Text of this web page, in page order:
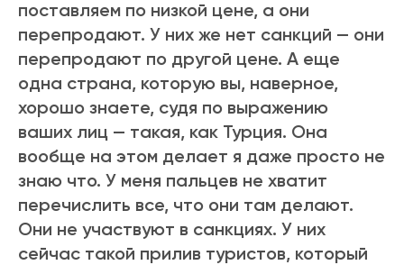
поставляем по низкой цене, а они
перепродают. У них же нет санкций — они
перепродают по другой цене. А еще
одна страна, которую вы, наверное,
хорошо знаете, судя по выражению
ваших лиц — такая, как Турция. Она
вообще на этом делает я даже просто не
знаю что. У меня пальцев не хватит
перечислить все, что они там делают.
Они не участвуют в санкциях. У них
сейчас такой прилив туристов, который